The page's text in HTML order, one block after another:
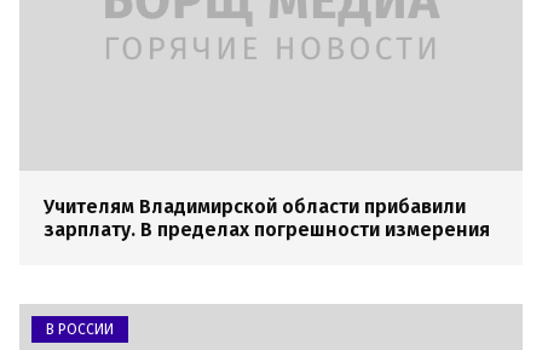
Учителям Владимирской области прибавили
зарплату. В пределах погрешности измерения
В РОССИИ